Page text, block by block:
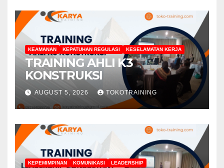
KEAMANAN KEPATUHAN REGULASI KESELAMATAN KERJA
TRAINING AHLI K3
KONSTRUKSI
AUGUST 5, 2026 TOKOTRAINING
KEPEMIMPINAN KOMUNIKASI LEADERSHIP